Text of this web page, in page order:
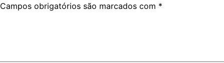
Campos obrigatórios são marcados com *